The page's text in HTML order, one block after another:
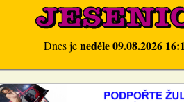
Dnes jeneděle 09.08.2026